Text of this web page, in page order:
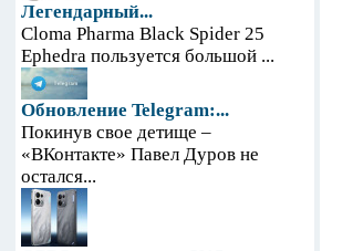
Легендарный...
Cloma Pharma Black Spider 25
Ephedra пользуется большой ...
Обновление Telegram:...
Покинув свое детище –
«ВКонтакте» Павел Дуров не
остался...